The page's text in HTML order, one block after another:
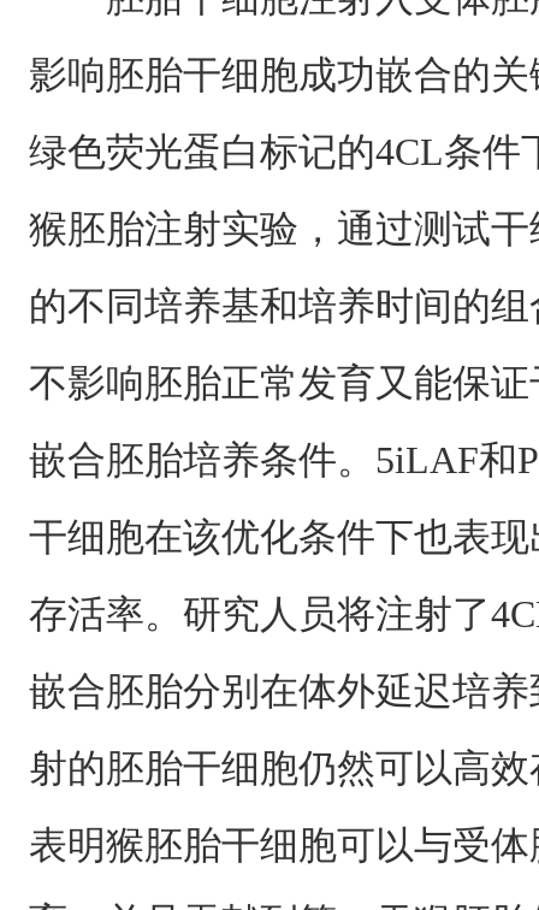
影响胚胎干细胞成功嵌合的
绿色荧光蛋白标记的4CL条件
猴胚胎注射实验，通过测试
的不同培养基和培养时间的
不影响胚胎正常发育又能保
嵌合胚胎培养条件。5iLAF和
干细胞在该优化条件下也表
存活率。研究人员将注射了
嵌合胚胎分别在体外延迟培
射的胚胎干细胞仍然可以高
表明猴胚胎干细胞可以与受